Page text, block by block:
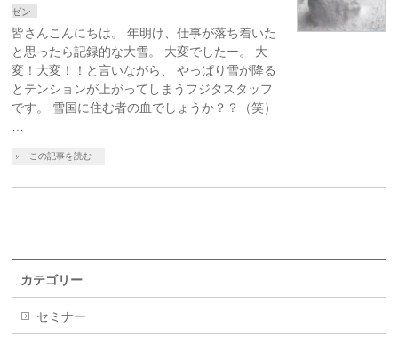
ゼン
皆さんこんにちは。 年明け、仕事が落ち着いた
と思ったら記録的な大雪。 大変でしたー。 大
変！大変！！と言いながら、 やっぱり雪が降る
とテンションが上がってしまうフジタスタッフ
です。 雪国に住む者の血でしょうか？？（笑）
この記事を読む
カテゴリー
セミナー